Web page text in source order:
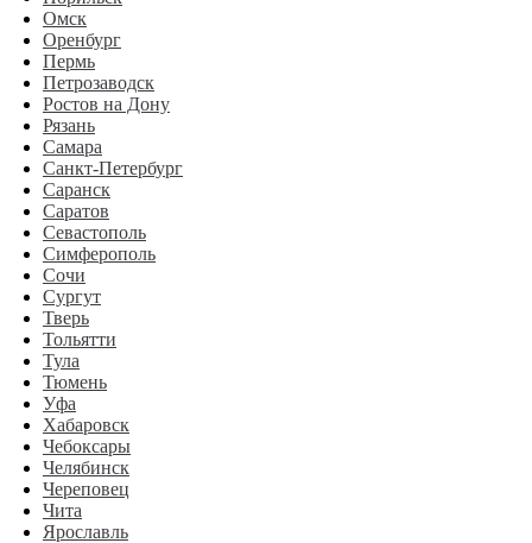
Омск
Оренбург
Пермь
Петрозаводск
Ростов на Дону
Рязань
Самара
Санкт-Петербург
Саранск
Саратов
Севастополь
Симферополь
Сочи
Сургут
Тверь
Тольятти
Тула
Тюмень
Уфа
Хабаровск
Чебоксары
Челябинск
Череповец
Чита
Ярославль